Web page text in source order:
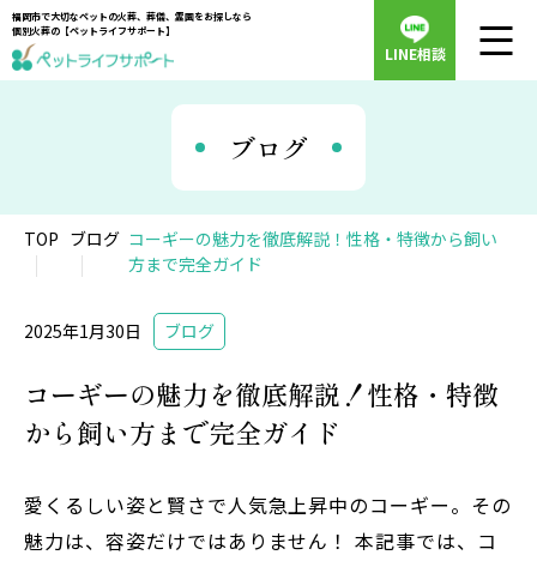
福岡市で大切なペットの火葬、葬儀、霊園をお探しなら
個別火葬の【ペットライフサポート】
LINE相談
ブログ
TOP ブログ コーギーの魅力を徹底解説！性格・特徴から飼い
方まで完全ガイド
2025年1月30日 ブログ
コーギーの魅力を徹底解説！性格・特徴
から飼い方まで完全ガイド
愛くるしい姿と賢さで人気急上昇中のコーギー。その
魅力は、容姿だけではありません！ 本記事では、コ